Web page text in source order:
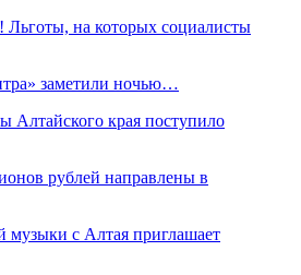
на которых социалисты
заметили ночью…
Алтайского края поступило
рублей направлены в
музыки с Алтая приглашает